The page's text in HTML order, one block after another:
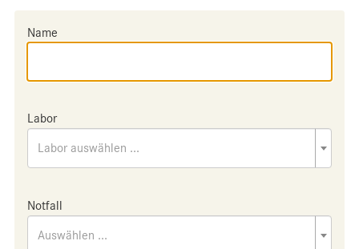
Name
Labor
Labor auswählen ...
Notfall
Auswählen ...